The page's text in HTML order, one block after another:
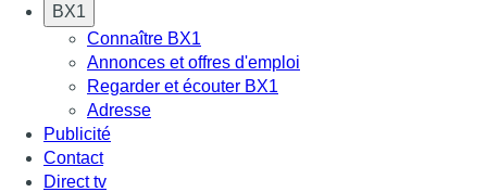
BX1
Connaître BX1
Annonces et offres d'emploi
Regarder et écouter BX1
Adresse
Publicité
Contact
Direct tv